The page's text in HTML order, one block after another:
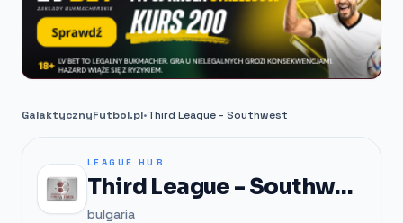
GalaktycznyFutbol.pl•Third League - Southwest
LEAGUE HUB
Third League - Southwest
bulgaria